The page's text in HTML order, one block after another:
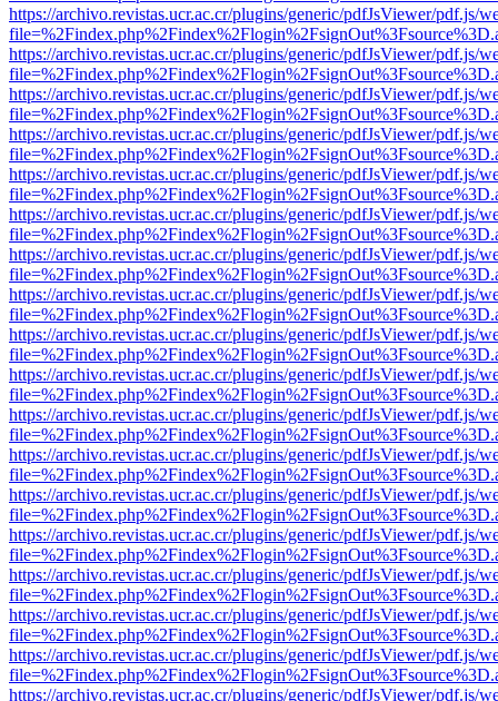
https://archivo.revistas.ucr.ac.cr/plugins/generic/pdfJsViewer/pdf.js/
https://archivo.revistas.ucr.ac.cr/plugins/generic/pdfJsViewer/pdf.js/
https://archivo.revistas.ucr.ac.cr/plugins/generic/pdfJsViewer/pdf.js/
https://archivo.revistas.ucr.ac.cr/plugins/generic/pdfJsViewer/pdf.js/
https://archivo.revistas.ucr.ac.cr/plugins/generic/pdfJsViewer/pdf.js/
https://archivo.revistas.ucr.ac.cr/plugins/generic/pdfJsViewer/pdf.js/
https://archivo.revistas.ucr.ac.cr/plugins/generic/pdfJsViewer/pdf.js/
https://archivo.revistas.ucr.ac.cr/plugins/generic/pdfJsViewer/pdf.js/
https://archivo.revistas.ucr.ac.cr/plugins/generic/pdfJsViewer/pdf.js/
https://archivo.revistas.ucr.ac.cr/plugins/generic/pdfJsViewer/pdf.js/
https://archivo.revistas.ucr.ac.cr/plugins/generic/pdfJsViewer/pdf.js/
https://archivo.revistas.ucr.ac.cr/plugins/generic/pdfJsViewer/pdf.js/
https://archivo.revistas.ucr.ac.cr/plugins/generic/pdfJsViewer/pdf.js/
https://archivo.revistas.ucr.ac.cr/plugins/generic/pdfJsViewer/pdf.js/
https://archivo.revistas.ucr.ac.cr/plugins/generic/pdfJsViewer/pdf.js/
https://archivo.revistas.ucr.ac.cr/plugins/generic/pdfJsViewer/pdf.js/
https://archivo.revistas.ucr.ac.cr/plugins/generic/pdfJsViewer/pdf.js/
https://archivo.revistas.ucr.ac.cr/plugins/generic/pdfJsViewer/pdf.js/